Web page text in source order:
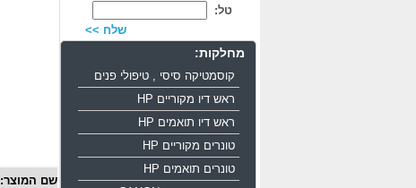
שם המוצר:
טל:
שלח >>
מחלקות:
קוסמטיקה סיסי , טיפולי פנים
ראש דיו מקוריים HP
ראש דיו תואמים HP
טונרים מקוריים HP
טונרים תואמים HP